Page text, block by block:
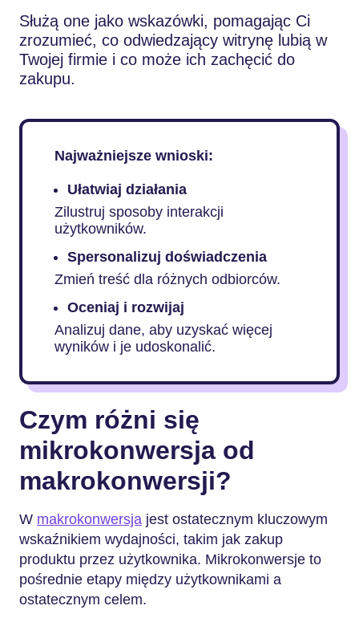
Służą one jako wskazówki, pomagając Ci
zrozumieć, co odwiedzający witrynę lubią w
Twojej firmie i co może ich zachęcić do
zakupu.
Najważniejsze wnioski:
Ułatwiaj działania
Zilustruj sposoby interakcji
użytkowników.
Spersonalizuj doświadczenia
Zmień treść dla różnych odbiorców.
Oceniaj i rozwijaj
Analizuj dane, aby uzyskać więcej
wyników i je udoskonalić.
Czym różni się
mikrokonwersja od
makrokonwersji?
W makrokonwersja jest ostatecznym kluczowym
wskaźnikiem wydajności, takim jak zakup
produktu przez użytkownika. Mikrokonwersje to
pośrednie etapy między użytkownikami a
ostatecznym celem.